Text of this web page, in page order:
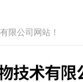
限公司网站！